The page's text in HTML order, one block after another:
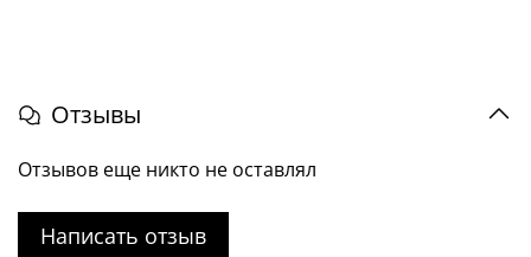
Отзывы
Отзывов еще никто не оставлял
Написать отзыв